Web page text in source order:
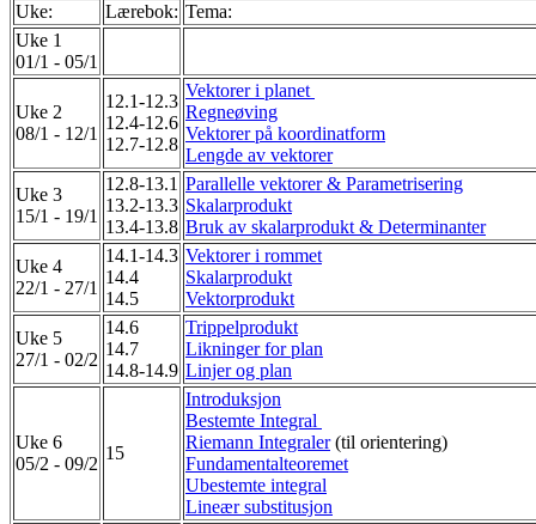
Uke: Lærebok: Tema:
Uke 1
01/1 - 05/1
Uke 2
08/1 - 12/1
12.1-12.3
12.4-12.6
12.7-12.8
Vektorer i planet
Regneøving
Vektorer på koordinatform
Lengde av vektorer
Uke 3
15/1 - 19/1
12.8-13.1
13.2-13.3
13.4-13.8
Parallelle vektorer & Parametrisering
Skalarprodukt
Bruk av skalarprodukt & Determinanter
Uke 4
22/1 - 27/1
14.1-14.3
14.4
14.5
Vektorer i rommet
Skalarprodukt
Vektorprodukt
Uke 5
27/1 - 02/2
14.6
14.7
14.8-14.9
Trippelprodukt
Likninger for plan
Linjer og plan
Uke 6
05/2 - 09/2
15
Introduksjon
Bestemte Integral
Riemann Integraler(til orientering)
Fundamentalteoremet
Ubestemte integral
Lineær substitusjon